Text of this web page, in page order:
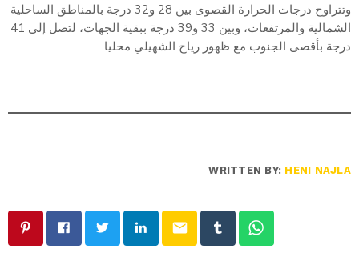
وتتراوح درجات الحرارة القصوى بين 28 و32 درجة بالمناطق الساحلية
الشمالية والمرتفعات، وبين 33 و39 درجة ببقية الجهات، لتصل إلى 41
درجة بأقصى الجنوب مع ظهور رياح الشهيلي محليا.
WRITTEN BY: HENI NAJLA
email